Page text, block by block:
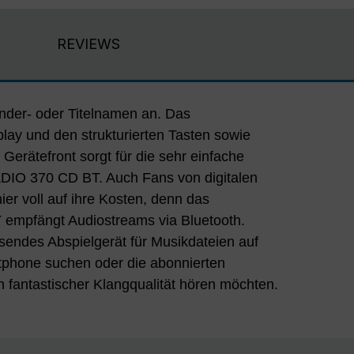
REVIEWS
fantastischer Klangqualität hören möchten.